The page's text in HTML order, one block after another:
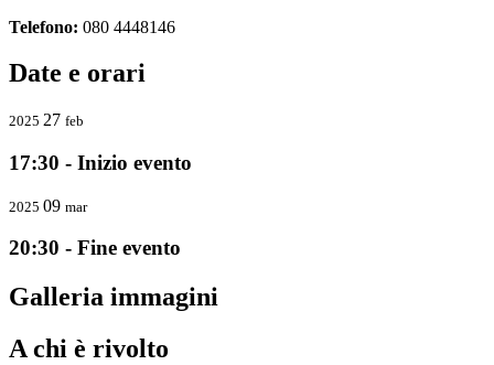
Telefono: 080 4448146
Date e orari
2025 27 feb
17:30 - Inizio evento
2025 09 mar
20:30 - Fine evento
Galleria immagini
A chi è rivolto